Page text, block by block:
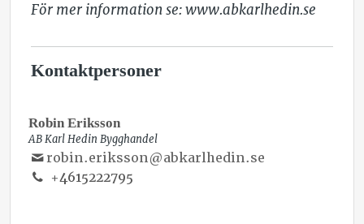
För mer information se: www.abkarlhedin.se
Kontaktpersoner
Robin Eriksson
AB Karl Hedin Bygghandel
robin.eriksson@abkarlhedin.se
+4615222795